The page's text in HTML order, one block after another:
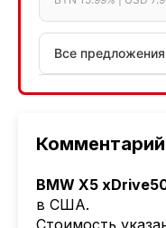
BMW X5
в США.
Стоимость
Все предложения
АСБ лизинг
Лизинг: BYN 17% |
Также доступен